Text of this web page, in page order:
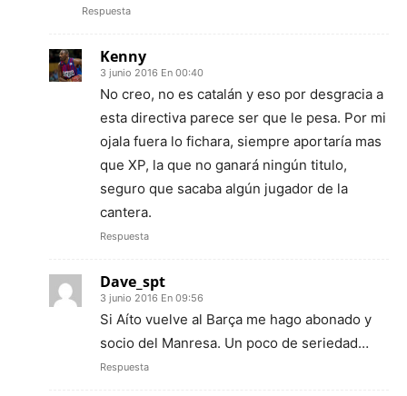
Respuesta
Kenny
3 junio 2016 En 00:40
No creo, no es catalán y eso por desgracia a
esta directiva parece ser que le pesa. Por mi
ojala fuera lo fichara, siempre aportaría mas
que XP, la que no ganará ningún titulo,
seguro que sacaba algún jugador de la
cantera.
Respuesta
Dave_spt
3 junio 2016 En 09:56
Si Aíto vuelve al Barça me hago abonado y
socio del Manresa. Un poco de seriedad…
Respuesta